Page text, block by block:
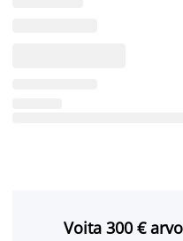
Voita 300 €